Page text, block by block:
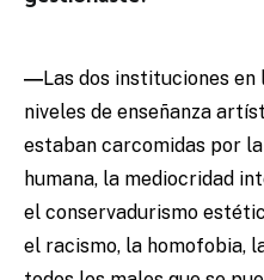
―Las dos instituciones en
niveles de enseñanza
estaban carcomidas por
humana, la mediocridad
el conservadurismo
el racismo, la homofobia,